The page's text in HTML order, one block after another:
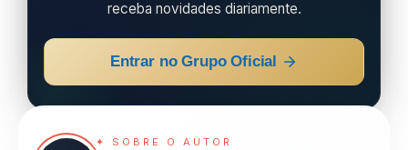
receba novidades diariamente.
Entrar no Grupo Oficial
✦ SOBRE O AUTOR